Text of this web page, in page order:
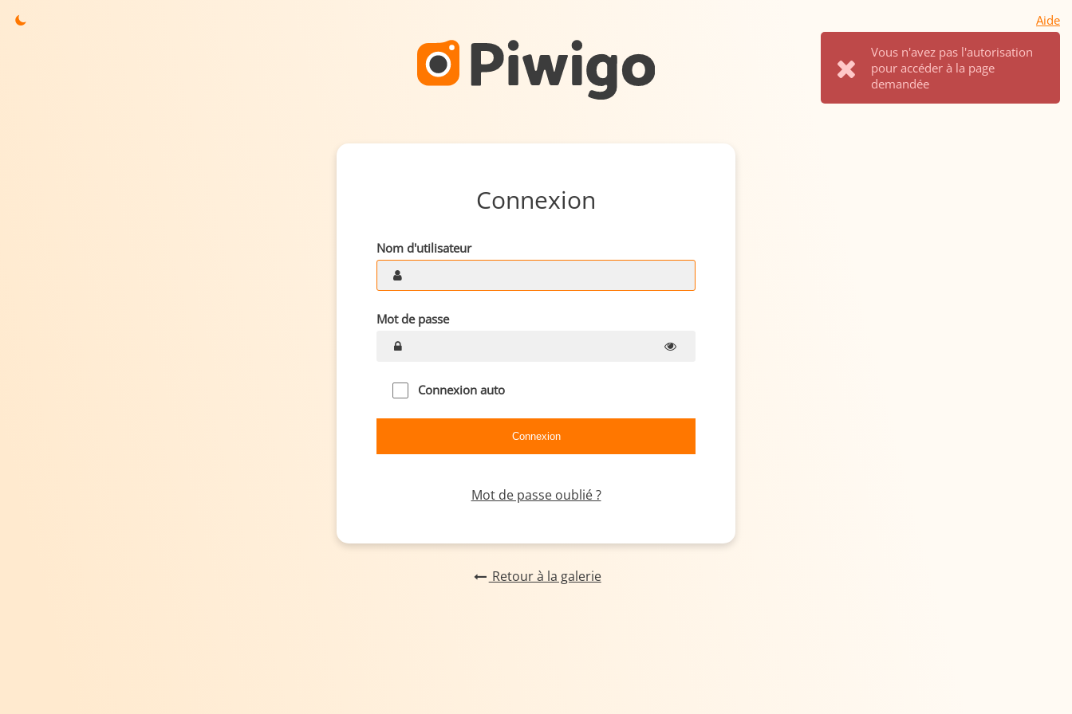
Aide
Vous n'avez pas l'autorisation
pour accéder à la page
demandée
Connexion
Nom d'utilisateur
Mot de passe
Connexion auto
Mot de passe oublié ?
Retour à la galerie